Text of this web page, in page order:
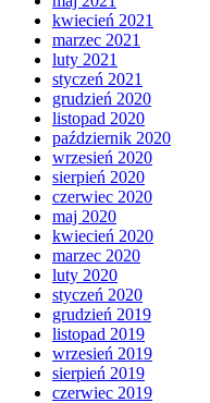
kwiecień 2021
marzec 2021
luty 2021
styczeń 2021
grudzień 2020
listopad 2020
październik 2020
wrzesień 2020
sierpień 2020
czerwiec 2020
maj 2020
kwiecień 2020
marzec 2020
luty 2020
styczeń 2020
grudzień 2019
listopad 2019
wrzesień 2019
sierpień 2019
czerwiec 2019